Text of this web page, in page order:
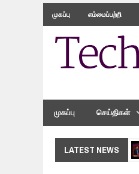
முகப்பு எம்மைப்பற்றி
முகப்பு செய்திகள்
LATEST NEWS